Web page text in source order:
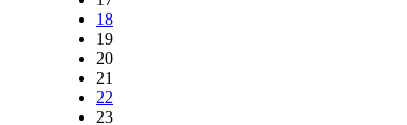
18
19
20
21
22
23